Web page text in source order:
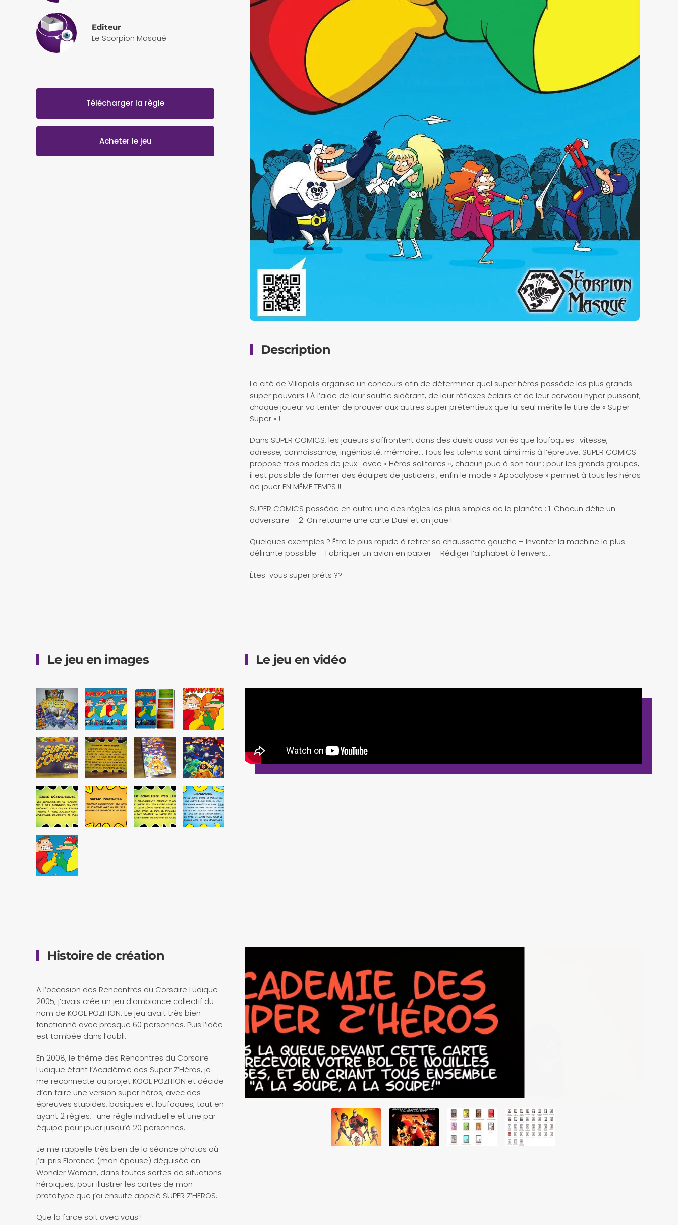
Editeur
Le Scorpion Masqué
Télécharger la règle
Acheter le jeu
Description
La cité de Villopolis organise un concours afin de déterminer quel super héros possède les plus grands
super pouvoirs ! À l’aide de leur souffle sidérant, de leur réflexes éclairs et de leur cerveau hyper puissant,
chaque joueur va tenter de prouver aux autres super prétentieux que lui seul mérite le titre de « Super
Super » !
Dans SUPER COMICS, les joueurs s’affrontent dans des duels aussi variés que loufoques : vitesse,
adresse, connaissance, ingéniosité, mémoire… Tous les talents sont ainsi mis à l’épreuve. SUPER COMICS
propose trois modes de jeux : avec « Héros solitaires », chacun joue à son tour ; pour les grands groupes,
il est possible de former des équipes de justiciers ; enfin le mode « Apocalypse » permet à tous les héros
de jouer EN MÊME TEMPS !!
SUPER COMICS possède en outre une des règles les plus simples de la planète : 1. Chacun défie un
adversaire – 2. On retourne une carte Duel et on joue !
Quelques exemples ? Être le plus rapide à retirer sa chaussette gauche – Inventer la machine la plus
délirante possible – Fabriquer un avion en papier – Rédiger l’alphabet à l’envers…
Êtes-vous super prêts ??
Le jeu en images Le jeu en vidéo
Histoire de création
A l’occasion des Rencontres du Corsaire Ludique
2005, j’avais crée un jeu d’ambiance collectif du
nom de KOOL POZITION. Le jeu avait très bien
fonctionné avec presque 60 personnes. Puis l’idée
est tombée dans l’oubli.
En 2008, le thème des Rencontres du Corsaire
Ludique étant l’Académie des Super Z’Héros, je
me reconnecte au projet KOOL POZITION et décide
d’en faire une version super héros, avec des
épreuves stupides, basiques et loufoques, tout en
ayant 2 règles, : une règle individuelle et une par
équipe pour jouer jusqu’à 20 personnes.
Je me rappelle très bien de la séance photos où
j’ai pris Florence (mon épouse) déguisée en
Wonder Woman, dans toutes sortes de situations
héroïques, pour illustrer les cartes de mon
prototype que j’ai ensuite appelé SUPER Z’HEROS.
Que la farce soit avec vous !